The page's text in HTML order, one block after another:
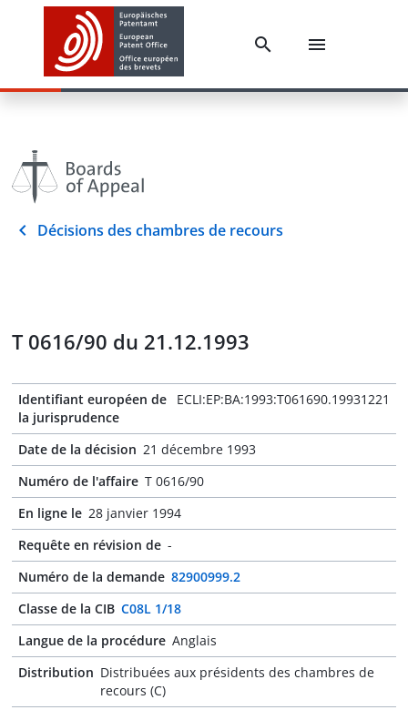
Décisions des chambres de recours
T 0616/90 du 21.12.1993
Identifiant européen de
la jurisprudence
ECLI:EP:BA:1993:T061690.19931221
Date de la décision 21 décembre 1993
Numéro de l'affaire T 0616/90
En ligne le 28 janvier 1994
Requête en révision de -
Numéro de la demande 82900999.2
Classe de la CIB C08L 1/18
Langue de la procédure Anglais
Distribution Distribuées aux présidents des chambres de
recours (C)